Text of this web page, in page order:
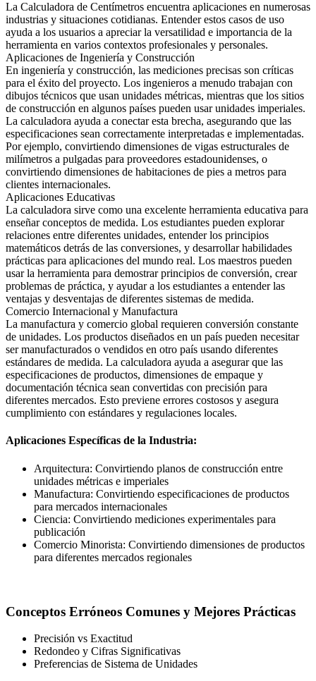
La Calculadora de Centímetros encuentra aplicaciones en numerosas
industrias y situaciones cotidianas. Entender estos casos de uso
ayuda a los usuarios a apreciar la versatilidad e importancia de la
herramienta en varios contextos profesionales y personales.
Aplicaciones de Ingeniería y Construcción
En ingeniería y construcción, las mediciones precisas son críticas
para el éxito del proyecto. Los ingenieros a menudo trabajan con
dibujos técnicos que usan unidades métricas, mientras que los sitios
de construcción en algunos países pueden usar unidades imperiales.
La calculadora ayuda a conectar esta brecha, asegurando que las
especificaciones sean correctamente interpretadas e implementadas.
Por ejemplo, convirtiendo dimensiones de vigas estructurales de
milímetros a pulgadas para proveedores estadounidenses, o
convirtiendo dimensiones de habitaciones de pies a metros para
clientes internacionales.
Aplicaciones Educativas
La calculadora sirve como una excelente herramienta educativa para
enseñar conceptos de medida. Los estudiantes pueden explorar
relaciones entre diferentes unidades, entender los principios
matemáticos detrás de las conversiones, y desarrollar habilidades
prácticas para aplicaciones del mundo real. Los maestros pueden
usar la herramienta para demostrar principios de conversión, crear
problemas de práctica, y ayudar a los estudiantes a entender las
ventajas y desventajas de diferentes sistemas de medida.
Comercio Internacional y Manufactura
La manufactura y comercio global requieren conversión constante
de unidades. Los productos diseñados en un país pueden necesitar
ser manufacturados o vendidos en otro país usando diferentes
estándares de medida. La calculadora ayuda a asegurar que las
especificaciones de productos, dimensiones de empaque y
documentación técnica sean convertidas con precisión para
diferentes mercados. Esto previene errores costosos y asegura
cumplimiento con estándares y regulaciones locales.
Aplicaciones Específicas de la Industria:
Arquitectura: Convirtiendo planos de construcción entre
unidades métricas e imperiales
Manufactura: Convirtiendo especificaciones de productos
para mercados internacionales
Ciencia: Convirtiendo mediciones experimentales para
publicación
Comercio Minorista: Convirtiendo dimensiones de productos
para diferentes mercados regionales
Conceptos Erróneos Comunes y Mejores Prácticas
Precisión vs Exactitud
Redondeo y Cifras Significativas
Preferencias de Sistema de Unidades